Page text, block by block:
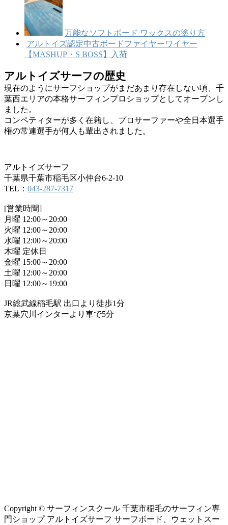
万能なソフトボード ワックスの塗り方
アルトイズ認定中古ボードファイヤーワイヤー
【MASHUP・S BOSS】入荷
アルトイズサーフの歴史
現在のようにサーフショップがまだあまり存在しない頃、千
葉西エリアの本格サーフィンプロショップとしてオープンし
ました。
コンペティターが多く在籍し、プロサーファーや全日本選手
権の常連選手が何人も輩出されました。
アルトイズサーフ
千葉県千葉市稲毛区小仲台6-2-10
TEL： 043-287-7317
[営業時間]
月曜 12:00～20:00
火曜 12:00～20:00
水曜 12:00～20:00
木曜 定休日
金曜 15:00～20:00
土曜 12:00～20:00
日曜 12:00～19:00
JR総武線稲毛駅 出口より徒歩1分
京葉穴川インターより車で5分
Copyright © サーフィンスクール 千葉市稲毛のサーフィン専
門ショップ アルトイズサーフ サーフボード、ウェットスー